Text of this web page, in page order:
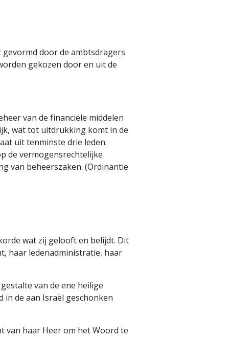
door de ambtsdragers
gekozen door en uit de
van de financiële middelen
wat tot uitdrukking komt in de
uit tenminste drie leden.
de vermogensrechtelijke
van beheerszaken. (Ordinantie
wat zij gelooft en belijdt. Dit
haar ledenadministratie, haar
van de ene heilige
in de aan Israël geschonken
van haar Heer om het Woord te